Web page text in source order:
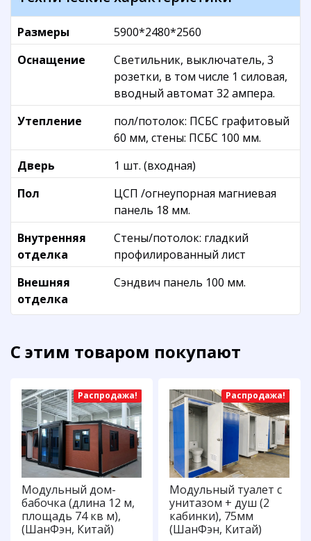
Размеры
5900*2480*2560
Оснащение
Светильник, выключатель, 3
розетки, в том числе 1 силовая,
вводный автомат 32 ампера.
Утепление
пол/потолок: ПСБС графитовый
60 мм, стены: ПСБС 100 мм.
Дверь
1 шт. (входная)
Пол
ЦСП /огнеупорная магниевая
панель 18 мм.
Внутренняя
отделка
Стены/потолок: гладкий
профилированный лист
Внешняя
отделка
Сэндвич панель 100 мм.
С этим товаром покупают
Распродажа!
Модульный дом-
бабочка (длина 12 м,
площадь 74 кв м),
(ШанФэн, Китай)
Распродажа!
Модульный туалет с
унитазом + душ (2
кабинки), 75мм
(ШанФэн, Китай)